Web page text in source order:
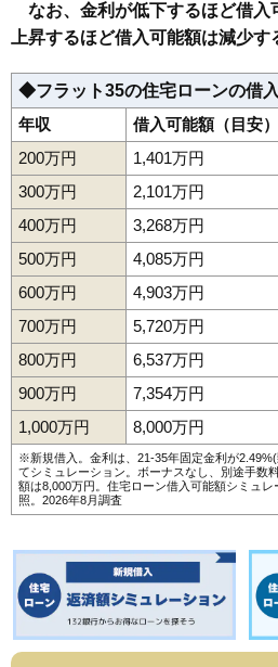
なお、金利が低下するほど借入
上昇するほど借入可能額は減少す
◆フラット35の住宅ローンの借入
年収
借入可能額（目安）
200万円
1,401万円
300万円
2,101万円
400万円
3,268万円
500万円
4,085万円
600万円
4,903万円
700万円
5,720万円
800万円
6,537万円
900万円
7,354万円
1,000万円
8,000万円
※新規借入。金利は、21-35年固定金利が
てシミュレーション。ボーナスなし、別途手数
額は8,000万円。 住宅ローン借入可能額シミュレ
照。2026年8月調査